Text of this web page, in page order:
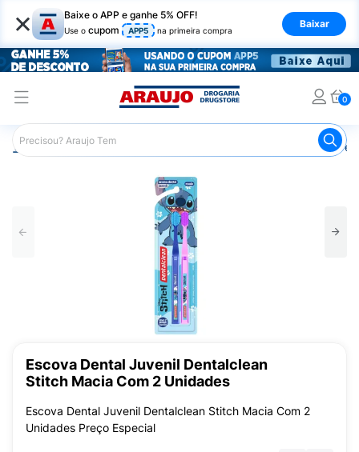
× Baixe o APP e ganhe 5% OFF!
Use o cupom APP5 na primeira compra
Baixar
0
Araujo Higiene Pessoal Escova de
Escova Dental Juvenil Dentalclean
Stitch Macia Com 2 Unidades
Escova Dental Juvenil Dentalclean Stitch Macia Com 2
Unidades Preço Especial